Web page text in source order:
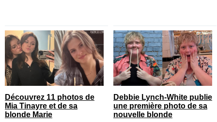
Découvrez 11 photos de
Mia Tinayre et de sa
blonde Marie
Debbie Lynch-White publie
une première photo de sa
nouvelle blonde